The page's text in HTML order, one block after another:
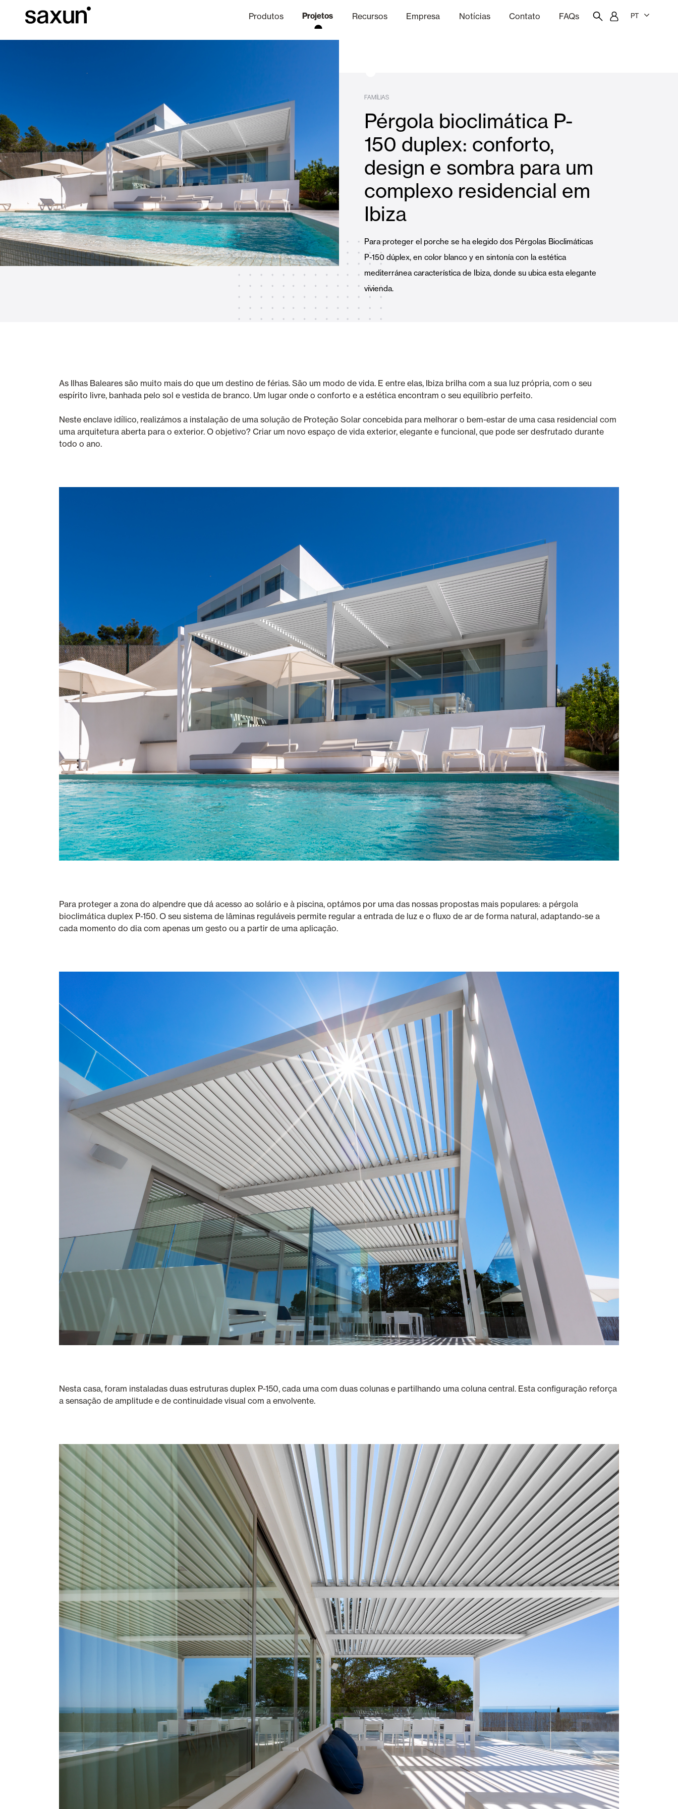
Produtos
Persianas Enroláveis e Caixas Pérgulas Lâminas Quebra-Sol e Maiorquinas
Cortinas de Vidro Alicantinas e Cortinas exteriores Toldos Portas Automáticas
Projetos
Hotéis, restaurantes e cafés Escritórios Famílias
Recursos Empresa Notícias Contato FAQs PT
FAMÍLIAS
Pérgola bioclimática P-
150 duplex: conforto,
design e sombra para um
complexo residencial em
Ibiza
Para proteger el porche se ha elegido dos Pérgolas Bioclimáticas
P-150 dúplex, en color blanco y en sintonía con la estética
mediterránea característica de Ibiza, donde su ubica esta elegante
vivienda.
As Ilhas Baleares são muito mais do que um destino de férias. São um modo de vida. E entre elas, Ibiza brilha com a sua luz própria, com o seu
espírito livre, banhada pelo sol e vestida de branco. Um lugar onde o conforto e a estética encontram o seu equilíbrio perfeito.
Neste enclave idílico, realizámos a instalação de uma solução de Proteção Solar concebida para melhorar o bem-estar de uma casa residencial com
uma arquitetura aberta para o exterior. O objetivo? Criar um novo espaço de vida exterior, elegante e funcional, que pode ser desfrutado durante
todo o ano.
Para proteger a zona do alpendre que dá acesso ao solário e à piscina, optámos por uma das nossas propostas mais populares: a pérgola
bioclimática duplex P-150. O seu sistema de lâminas reguláveis permite regular a entrada de luz e o fluxo de ar de forma natural, adaptando-se a
cada momento do dia com apenas um gesto ou a partir de uma aplicação.
Nesta casa, foram instaladas duas estruturas duplex P-150, cada uma com duas colunas e partilhando uma coluna central. Esta configuração reforça
a sensação de amplitude e de continuidade visual com a envolvente.